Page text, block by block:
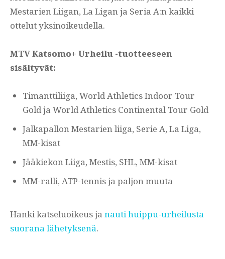
Mestarien Liigan, La Ligan ja Seria A:n kaikki
ottelut yksinoikeudella.
MTV Katsomo+ Urheilu -tuotteeseen
sisältyvät:
Timanttiliiga, World Athletics Indoor Tour
Gold ja World Athletics Continental Tour Gold
Jalkapallon Mestarien liiga, Serie A, La Liga,
MM-kisat
Jääkiekon Liiga, Mestis, SHL, MM-kisat
MM-ralli, ATP-tennis ja paljon muuta
Hanki katseluoikeus ja nauti huippu-urheilusta
suorana lähetyksenä.